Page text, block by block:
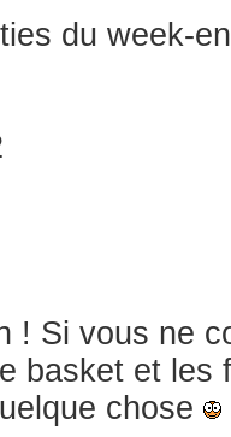
du week-
! Si vous ne
basket et les
chose